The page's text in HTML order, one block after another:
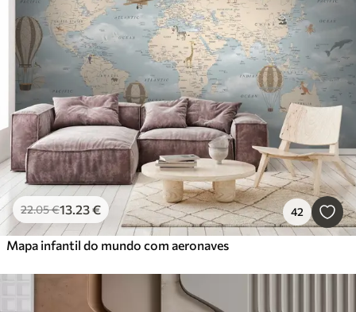
22.05€13 .23€ 42
Mapa infantil do mundo com aeronaves